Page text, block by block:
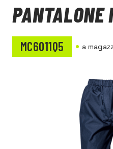
PANTALONE
MC6011Q5 a